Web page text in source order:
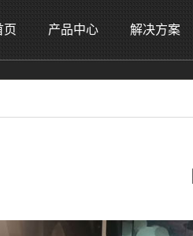
页 产品中心 解决方案